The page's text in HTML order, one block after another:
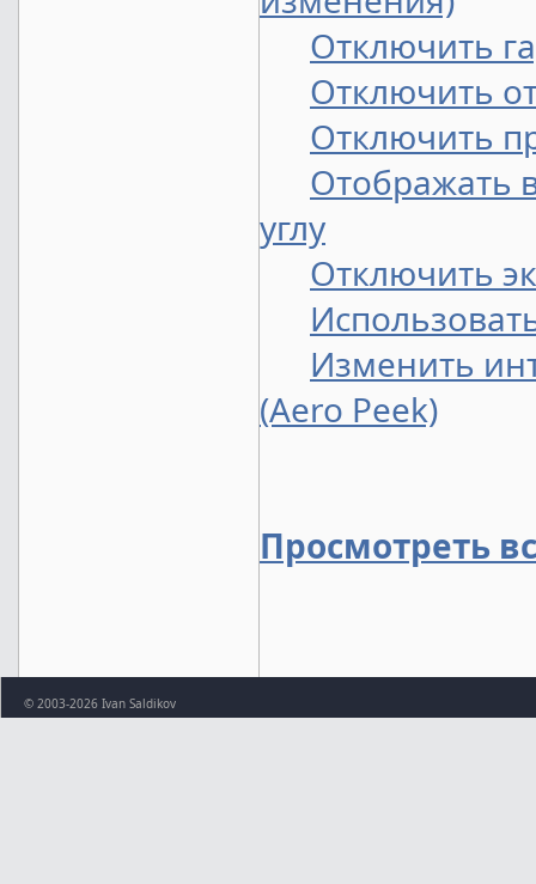
Отключить
Отключить
Отключить
Отображать
углу
Отключить
Изменить
(Aero Peek)
Просмотреть
© 2003-2026 Ivan Saldikov